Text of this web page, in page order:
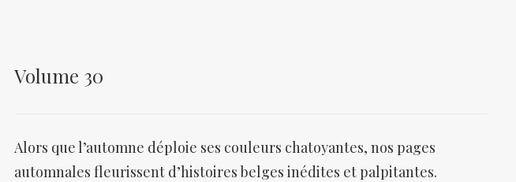
Volume 30
Alors que l’automne déploie ses couleurs chatoyantes, nos pages
automnales fleurissent d’histoires belges inédites et palpitantes.